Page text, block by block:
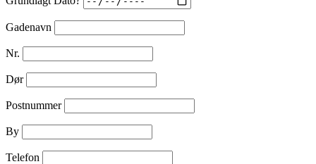
Gadenavn
Nr.
Dør
Postnummer
By
Telefon